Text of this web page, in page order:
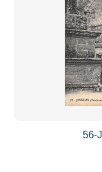
56-